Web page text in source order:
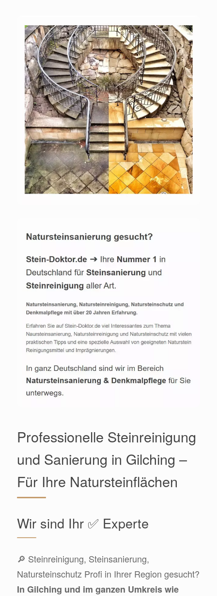
Professionelle Steinreinigung
und Sanierung in Gilching –
Für Ihre Natursteinflächen
Wir sind Ihr ✅ Experte
🔎 Steinreinigung, Steinsanierung,
Natursteinschutz Profi in Ihrer Region gesucht?
In Gilching und im ganzen Umkreis wie